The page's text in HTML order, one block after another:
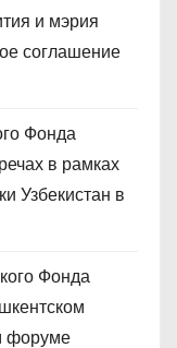
и мэрия
соглашение
Фонда
в рамках
Узбекистан в
Фонда
форуме